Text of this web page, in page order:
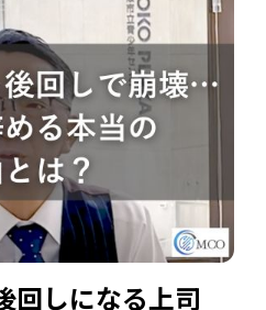
どです。 本記事 […]
回しになる上司